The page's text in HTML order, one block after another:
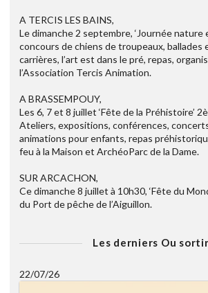
A TERCIS LES BAINS,
Le dimanche 2 septembre, ‘Journée nature
concours de chiens de troupeaux, ballades
carrières, l’art est dans le pré, repas,
l’Association Tercis Animation.
A BRASSEMPOUY,
Les 6, 7 et 8 juillet ‘Fête de la Préhistoire’
Ateliers, expositions, conférences,
animations pour enfants, repas
feu à la Maison et ArchéoParc de la Dame.
SUR ARCACHON,
Ce dimanche 8 juillet à 10h30, ‘Fête du
du Port de pêche de l’Aiguillon.
Les derniers Ou sortir
22/07/26